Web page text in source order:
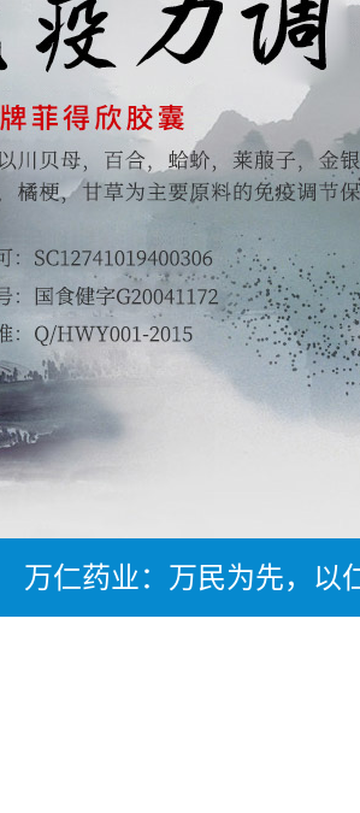
万仁药业：万民为先，以